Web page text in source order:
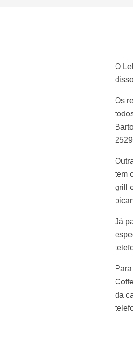
O
Os
tem
grill
Já
da